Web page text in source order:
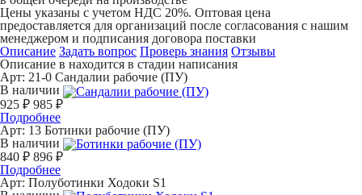
Цены указаны с учетом НДС 20%. Оптовая цена
предоставляется для организаций после согласования с нашим
менеджером и подписания договора поставки
Описание Задать вопрос Проверь знания Отзывы
Описание в находится в стадии написания
Арт: 21-0 Сандалии рабочие (ПУ)
В наличии
925 ₽ 985 ₽
Подробнее
Арт: 13 Ботинки рабочие (ПУ)
В наличии
840 ₽ 896 ₽
Подробнее
Арт: Полуботинки Ходоки S1